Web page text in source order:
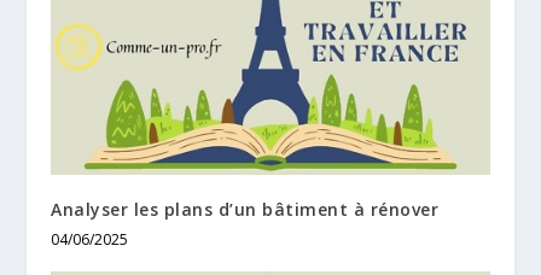
Analyser les plans d’un bâtiment à rénover
04/06/2025